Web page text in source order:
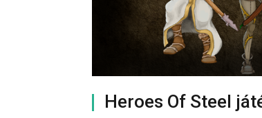
Heroes Of Steel